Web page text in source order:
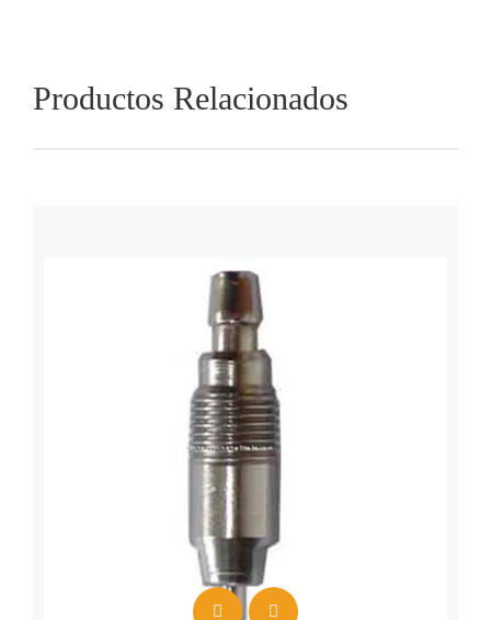
Productos Relacionados